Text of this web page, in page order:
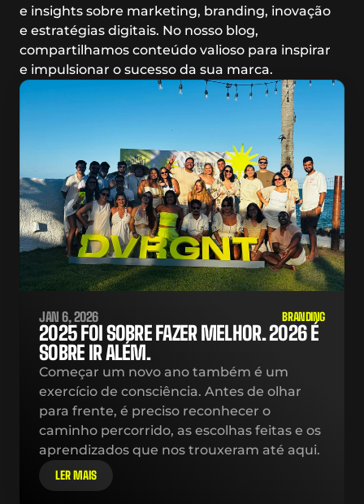
e insights sobre marketing, branding, inovação
e estratégias digitais. No nosso blog,
compartilhamos conteúdo valioso para inspirar
e impulsionar o sucesso da sua marca.
JAN 6, 2026 BRANDING
2025 FOI SOBRE FAZER MELHOR. 2026 É
SOBRE IR ALÉM.
Começar um novo ano também é um
exercício de consciência. Antes de olhar
para frente, é preciso reconhecer o
caminho percorrido, as escolhas feitas e os
aprendizados que nos trouxeram até aqui.
LER MAIS